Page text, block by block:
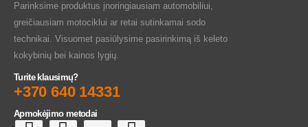
Parinksime produktus įnoringiausiam automobiliui,
greičiausiam motociklui ar retai sutinkamai sodo
technikai. Visuomet pasiūlysime pasirinkimą iš keleto
kokybinių bei kainos lygių.
Turite klausimų?
+370 640 14331
Apmokėjimo metodai